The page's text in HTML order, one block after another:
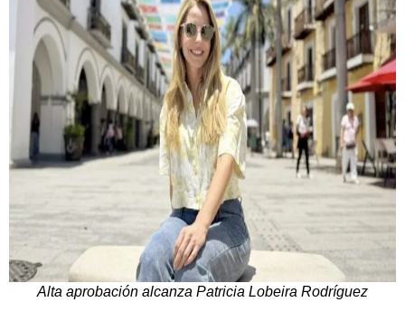
Alta aprobación alcanza Patricia Lobeira Rodríguez